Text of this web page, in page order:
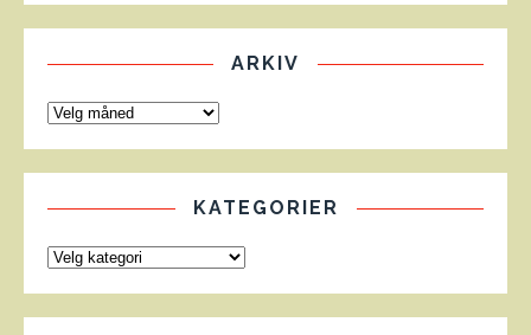
ARKIV
KATEGORIER